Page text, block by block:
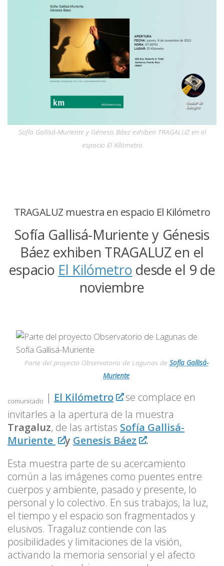
Sofía Gallisá-Muriente y Génesis Báez exhiben TRAGALUZ en el
espacio El Kilómetro
TRAGALUZ muestra en espacio El Kilómetro
Sofía Gallisá-Muriente y Génesis
Báez exhiben TRAGALUZ en el
espacio El Kilómetro desde el 9 de
noviembre
Parte del proyecto Observatorio de Lagunas de Sofía Gallisá-
Muriente
comunicado | El Kilómetro
se complace en
invitarles a la apertura de la muestra
Tragaluz, de las artistas Sofía Gallisá-
Muriente
y Genesis Báez
.
Esta muestra parte de su acercamiento
común a las imágenes como puentes entre
cuerpos y ambiente, pasado y presente, lo
personal y lo colectivo. En sus trabajos, la luz,
el tiempo y el espacio son fragmentados y
elusivos. Tragaluz contiende con las
posibilidades y limitaciones de la visión,
activando la memoria sensorial y el afecto